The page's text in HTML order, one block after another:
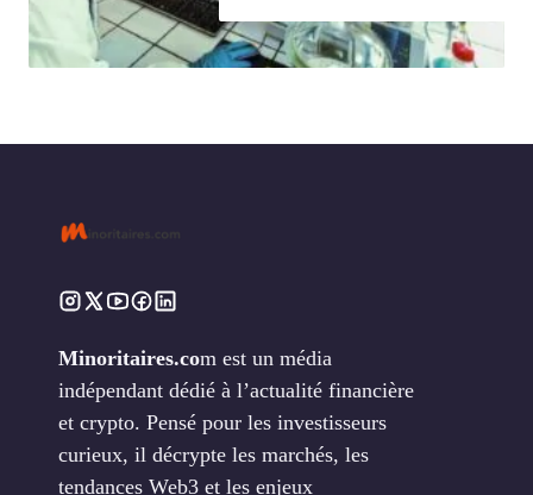
Minoritaires.com est un média
indépendant dédié à l’actualité financière
et crypto. Pensé pour les investisseurs
curieux, il décrypte les marchés, les
tendances Web3 et les enjeux